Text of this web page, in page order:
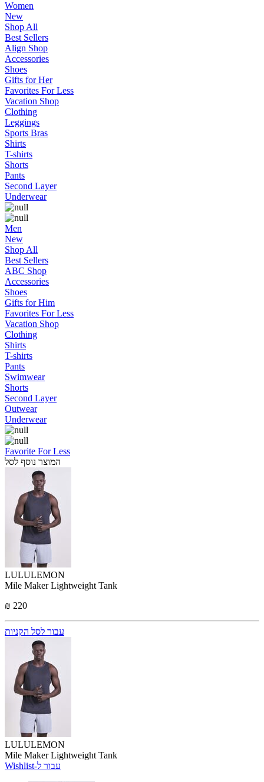
Women
New
Shop All
Best Sellers
Align Shop
Accessories
Shoes
Gifts for Her
Favorites For Less
Vacation Shop
Clothing
Leggings
Sports Bras
Shirts
T-shirts
Shorts
Pants
Second Layer
Underwear
Men
New
Shop All
Best Sellers
ABC Shop
Accessories
Shoes
Gifts for Him
Favorites For Less
Vacation Shop
Clothing
Shirts
T-shirts
Pants
Swimwear
Shorts
Second Layer
Outwear
Underwear
Favorite For Less
המוצר נוסף לסל
LULULEMON
Mile Maker Lightweight Tank
₪ 220
עבור לסל הקניות
LULULEMON
Mile Maker Lightweight Tank
Wishlist-עבור ל